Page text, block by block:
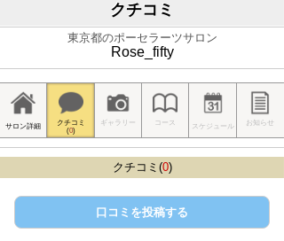
クチコミ
東京都のポーセラーツサロン
Rose_fifty
サロン詳細
クチコミ
(0)
ギャラリー コース スケジュール お知らせ
クチコミ(0)
口コミを投稿する